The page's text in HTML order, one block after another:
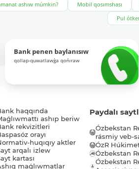
ashıw múmkin? Mobil qosımshası
Pul
Bank penen baylanısıw
qollap-quwatlawǵa qońıraw
haqqında
ashıp beriw
rekvizitleri
orayı
huqıqıy aktler
arqalı izlew
kartası
maǵlıwmatlar
Paydalı
Ózbekstan
rásmiy veb-
ÓzR
Ózbekstan
Ózbekstan